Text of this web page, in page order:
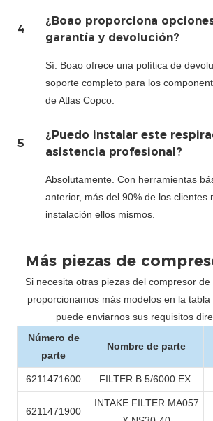
4
¿Boao proporciona
garantía y devolución?
Sí. Boao ofrece una política de
soporte completo para los
de Atlas Copco.
5
¿Puedo instalar este
asistencia profesional?
Absolutamente. Con herramientas
anterior, más del 90% de los clientes
instalación ellos mismos.
Más piezas de
Si necesita otras piezas del compresor de
proporcionamos más modelos en la
puede enviarnos sus requisitos
Número de
parte
Nombre de parte
6211471600 FILTER B 5/6000 EX.
6211471900
INTAKE FILTER MA057